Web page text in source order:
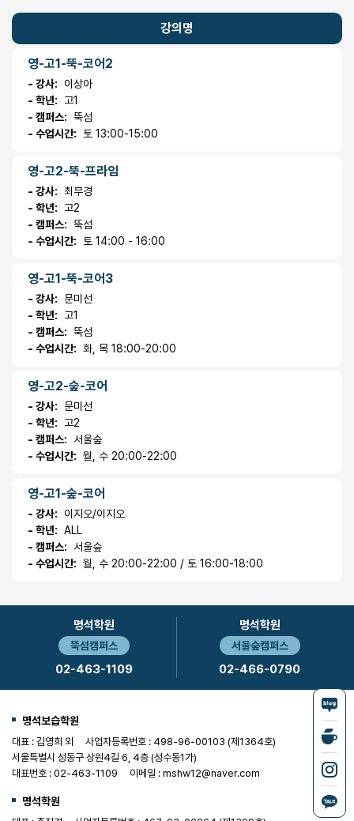
강의명
영-고1-뚝-코어2
- 강사:
이상아
- 학년:
고1
- 캠퍼스:
뚝섬
- 수업시간:
토 13:00-15:00
영-고2-뚝-프라임
- 강사: 최무경
- 학년:
고2
- 캠퍼스:
뚝섬
- 수업시간:
토 14:00 - 16:00
영-고1-뚝-코어3
- 강사: 문미선
- 학년:
고1
- 캠퍼스:
뚝섬
- 수업시간: 화, 목 18:00-20:00
영-고2-숲-코어
- 강사: 문미선
- 학년:
고2
- 캠퍼스:
서울숲
- 수업시간: 월, 수 20:00-22:00
영-고1-숲-코어
- 강사:
이지오/이지오
- 학년: ALL
- 캠퍼스:
서울숲
- 수업시간: 월, 수 20:00-22:00 / 토 16:00-18:00
명석학원
뚝섬캠퍼스
02-463-1109
명석학원
서울숲캠퍼스
02-466-0790
명석보습학원
대표 : 김영희 외
사업자등록번호 : 498-96-00103 (제1364호)
서울특별시 성동구 상원4길 6, 4층 (성수동1가)
대표번호 : 02-463-1109
이메일 : mshw12@naver.com
명석학원